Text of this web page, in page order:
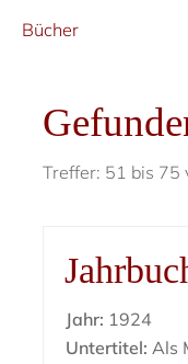
Bücher
Treffer: 51 bis 75
Jahr: 1924
Untertitel: Als